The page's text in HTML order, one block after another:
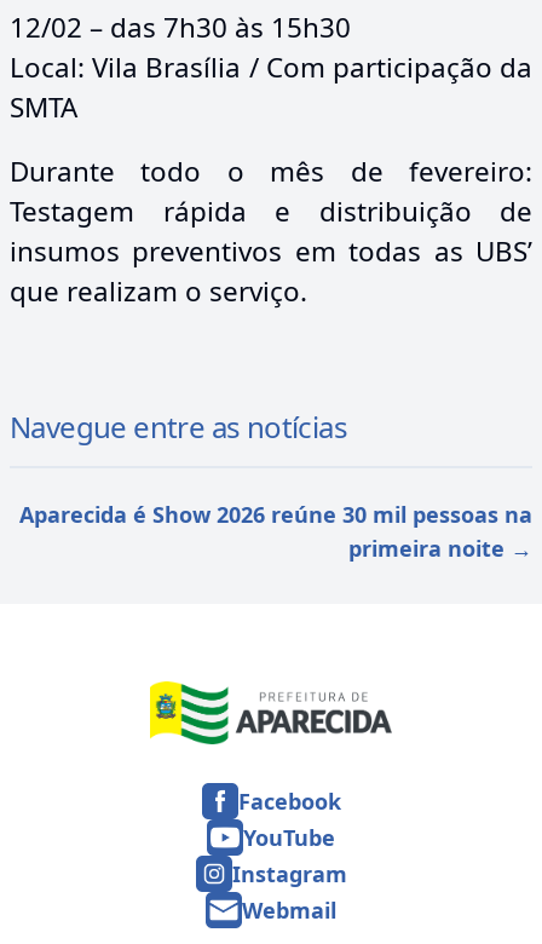
12/02 – das 7h30 às 15h30
Local: Vila Brasília / Com participação da
SMTA
Durante todo o mês de fevereiro:
Testagem rápida e distribuição de
insumos preventivos em todas as UBS’
que realizam o serviço.
Navegue entre as notícias
Aparecida é Show 2026 reúne 30 mil pessoas na
primeira noite →
Facebook
YouTube
Instagram
Webmail